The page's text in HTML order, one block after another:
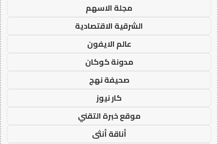
مجلة الاسهم
الشرقية الاقتصادية
عالم الايفون
مدونة كوكان
صحيفة نهج
كار نيوز
موقع خبرة التقني
أناقة أنثى